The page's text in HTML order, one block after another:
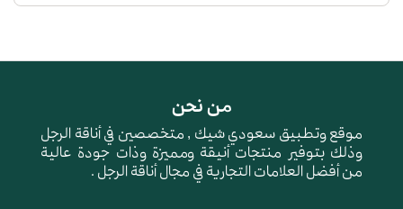
من نحن
موقع وتطبيق سعودي شيك , متخصصين في أناقة الرجل
وذلك بتوفير منتجات أنيقة ومميزة وذات جودة عالية
من أفضل العلامات التجارية في مجال أناقة الرجل .